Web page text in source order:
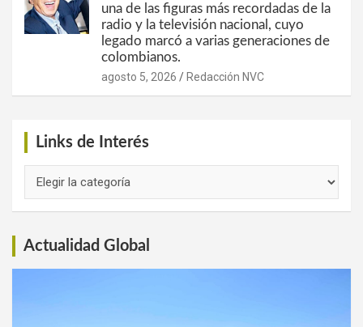
una de las figuras más recordadas de la
radio y la televisión nacional, cuyo
legado marcó a varias generaciones de
colombianos.
agosto 5, 2026 Redacción NVC
Links de Interés
Actualidad Global